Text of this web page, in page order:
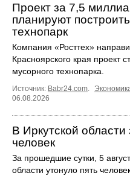
Проект за 7,5
планируют
технопарк
Компания «Росттех»
Красноярского края проект
мусорного технопарка.
Источник: Babr24.com.
06.08.2026
В Иркутской области
человек
За прошедшие сутки, 5
области утонуло пять